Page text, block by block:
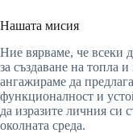
Нашата мисия
Ние вярваме, че всеки
за създаване на топла
ангажираме да
функционалност и
да изразите личния си
околната среда.